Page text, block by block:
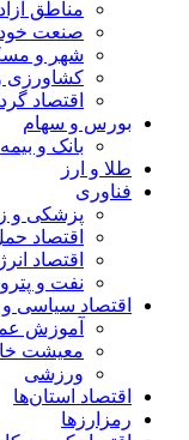
مناطق
صنعت
شهر و
کشاورزی
اقتصاد
بورس و سهام
بانک و بیمه
طلا و ارز
فناوری
پزشکی و
اقتصاد
اقتصاد
نفت و
اقتصاد سیاسی
آموزش
معیشت
ورزشی
اقتصاد استان‌ها
رمزارزها